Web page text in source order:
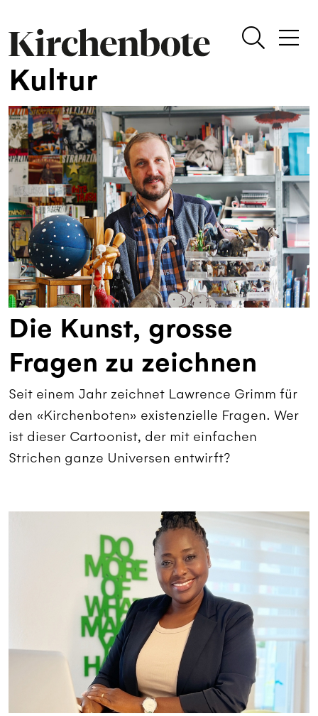
Kultur
Die Kunst, grosse
Fragen zu zeichnen
Seit einem Jahr zeichnet Lawrence Grimm für
den «Kirchenboten» existenzielle Fragen. Wer
ist dieser Cartoonist, der mit einfachen
Strichen ganze Universen entwirft?